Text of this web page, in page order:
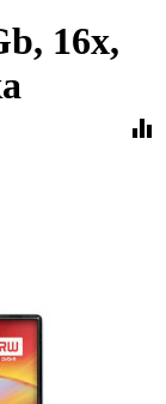
16x,
equalizer